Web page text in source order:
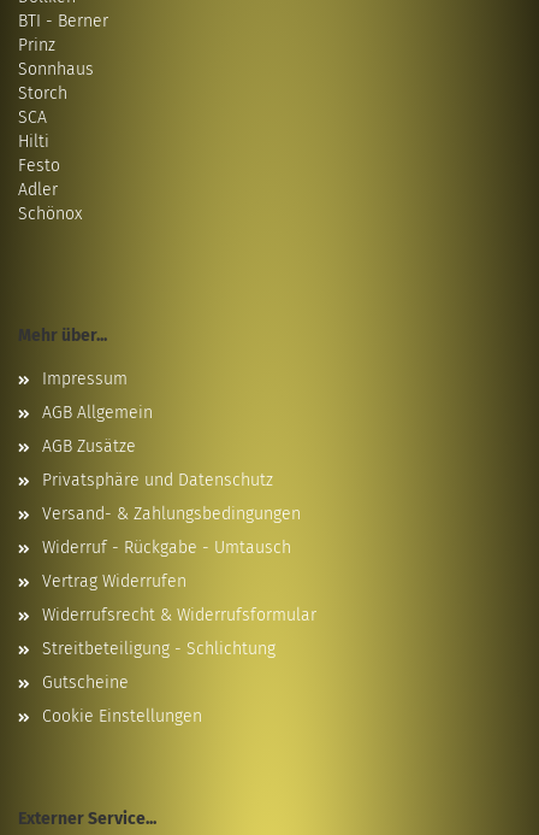
BTI - Berner
Prinz
Sonnhaus
Storch
SCA
Hilti
Festo
Adler
Schönox
Mehr über...
Impressum
AGB Allgemein
AGB Zusätze
Privatsphäre und Datenschutz
Versand- & Zahlungsbedingungen
Widerruf - Rückgabe - Umtausch
Vertrag Widerrufen
Widerrufsrecht & Widerrufsformular
Streitbeteiligung - Schlichtung
Gutscheine
Cookie Einstellungen
Externer Service...